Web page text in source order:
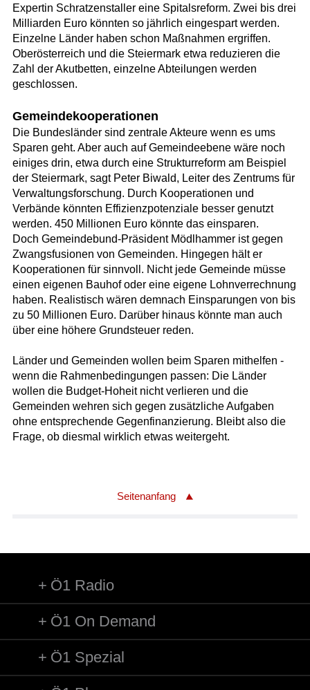
Expertin Schratzenstaller eine Spitalsreform. Zwei bis drei
Milliarden Euro könnten so jährlich eingespart werden.
Einzelne Länder haben schon Maßnahmen ergriffen.
Oberösterreich und die Steiermark etwa reduzieren die
Zahl der Akutbetten, einzelne Abteilungen werden
geschlossen.
Gemeindekooperationen
Die Bundesländer sind zentrale Akteure wenn es ums
Sparen geht. Aber auch auf Gemeindeebene wäre noch
einiges drin, etwa durch eine Strukturreform am Beispiel
der Steiermark, sagt Peter Biwald, Leiter des Zentrums für
Verwaltungsforschung. Durch Kooperationen und
Verbände könnten Effizienzpotenziale besser genutzt
werden. 450 Millionen Euro könnte das einsparen.
Doch Gemeindebund-Präsident Mödlhammer ist gegen
Zwangsfusionen von Gemeinden. Hingegen hält er
Kooperationen für sinnvoll. Nicht jede Gemeinde müsse
einen eigenen Bauhof oder eine eigene Lohnverrechnung
haben. Realistisch wären demnach Einsparungen von bis
zu 50 Millionen Euro. Darüber hinaus könnte man auch
über eine höhere Grundsteuer reden.
Länder und Gemeinden wollen beim Sparen mithelfen -
wenn die Rahmenbedingungen passen: Die Länder
wollen die Budget-Hoheit nicht verlieren und die
Gemeinden wehren sich gegen zusätzliche Aufgaben
ohne entsprechende Gegenfinanzierung. Bleibt also die
Frage, ob diesmal wirklich etwas weitergeht.
Seitenanfang
Ö1 Radio
Ö1 On Demand
Ö1 Spezial